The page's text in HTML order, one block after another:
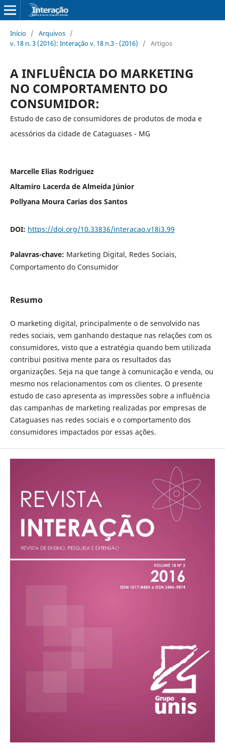
Início / Arquivos /
v. 18 n. 3 (2016): Interação v. 18 n.3 - (2016)
/ Artigos
A INFLUÊNCIA DO MARKETING
NO COMPORTAMENTO DO
CONSUMIDOR:
Estudo de caso de consumidores de produtos de moda e
acessórios da cidade de Cataguases - MG
Marcelle Elias Rodriguez
Altamiro Lacerda de Almeida Júnior
Pollyana Moura Carias dos Santos
DOI: https://doi.org/10.33836/interacao.v18i3.99
Palavras-chave: Marketing Digital, Redes Sociais,
Comportamento do Consumidor
Resumo
O marketing digital, principalmente o de senvolvido nas
redes sociais, vem ganhando destaque nas relações com os
consumidores, visto que a estratégia quando bem utilizada
contribui positiva mente para os resultados das
organizações. Seja na que tange à comunicação e venda, ou
mesmo nos relacionamentos com os clientes. O presente
estudo de caso apresenta as impressões sobre a influência
das campanhas de marketing realizadas por empresas de
Cataguases nas redes sociais e o comportamento dos
consumidores impactados por essas ações.